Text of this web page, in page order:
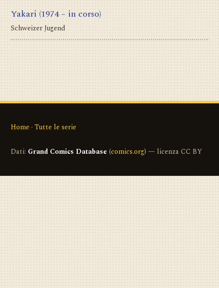
Yakari (1974 – in corso)
Schweizer Jugend
Home · Tutte le serie
Dati: Grand Comics Database (comics.org) — licenza CC BY